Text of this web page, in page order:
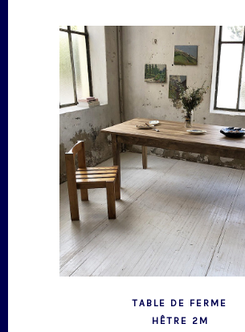
TABLE DE FERME
HÊTRE 2M